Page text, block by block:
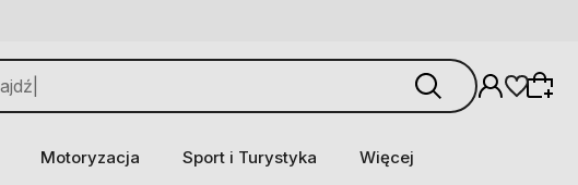
Motoryzacja Sport i Turystyka Więcej